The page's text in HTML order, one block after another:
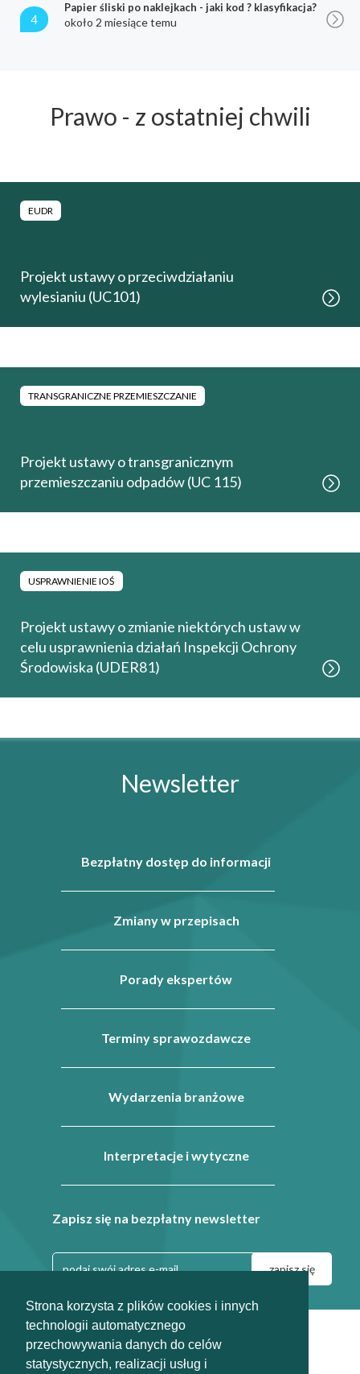
Strona korzysta z plików cookies i innych
technologii automatycznego
przechowywania danych do celów
statystycznych, realizacji usług i
4
Papier śliski po naklejkach - jaki kod ? klasyfikacja?
około 2 miesiące temu
Prawo - z ostatniej chwili
EUDR
Projekt ustawy o przeciwdziałaniu
wylesianiu (UC101)
TRANSGRANICZNE PRZEMIESZCZANIE
Projekt ustawy o transgranicznym
przemieszczaniu odpadów (UC 115)
USPRAWNIENIE IOŚ
Projekt ustawy o zmianie niektórych ustaw w
celu usprawnienia działań Inspekcji Ochrony
Środowiska (UDER81)
Newsletter
Bezpłatny dostęp do informacji
Zmiany w przepisach
Porady ekspertów
Terminy sprawozdawcze
Wydarzenia branżowe
Interpretacje i wytyczne
Zapisz się na bezpłatny newsletter
Regulamin |
info@odpady-help.pl